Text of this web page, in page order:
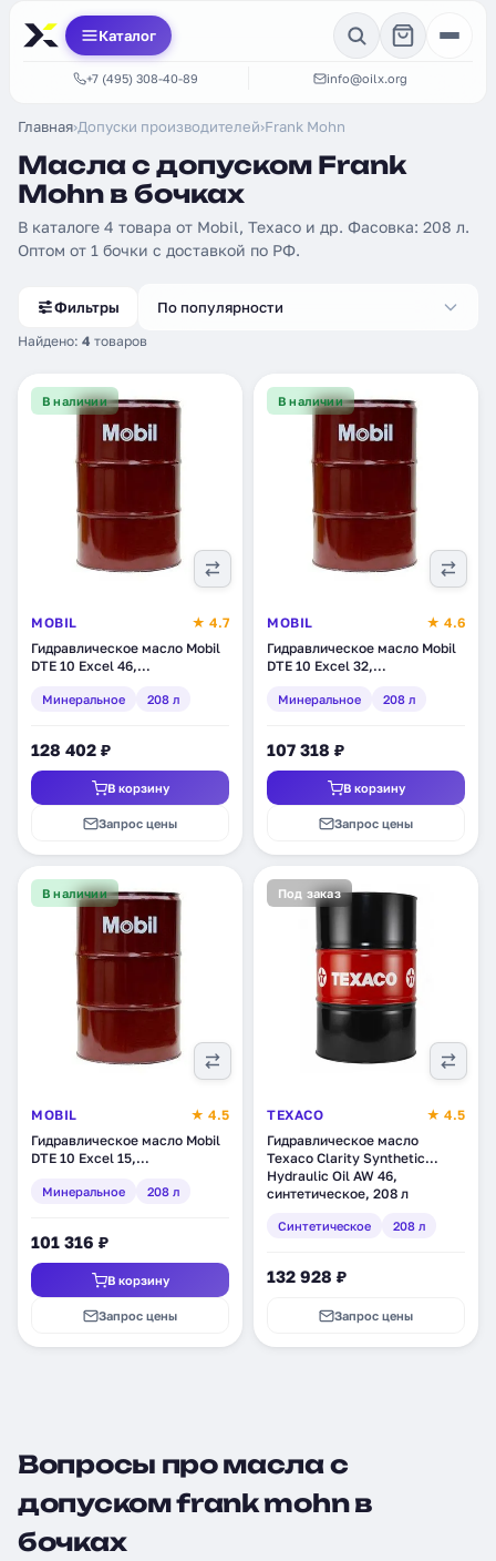
Каталог
+7 (495) 308-40-89 info@oilx.org
Главная›Допуски производителей›Frank Mohn
Масла с допуском Frank
Mohn в бочках
В каталоге 4 товара от Mobil, Texaco и др. Фасовка: 208 л.
Оптом от 1 бочки с доставкой по РФ.
Фильтры
Найдено: 4 товаров
По популярности
В наличии
MOBIL
★ 4.7
Гидравлическое масло Mobil
DTE 10 Excel 46,
Минеральное 208 л
128 402 ₽
В корзину
Запрос цены
В наличии
MOBIL
★ 4.6
Гидравлическое масло Mobil
DTE 10 Excel 32,
Минеральное 208 л
107 318 ₽
В корзину
Запрос цены
В наличии
MOBIL
★ 4.5
Гидравлическое масло Mobil
DTE 10 Excel 15,
Минеральное 208 л
101 316 ₽
В корзину
Запрос цены
Под заказ
TEXACO
★ 4.5
Гидравлическое масло
Texaco Clarity Synthetic
Hydraulic Oil AW 46,
синтетическое, 208 л
Синтетическое 208 л
132 928 ₽
Запрос цены
Вопросы про масла с
допуском frank mohn в
бочках